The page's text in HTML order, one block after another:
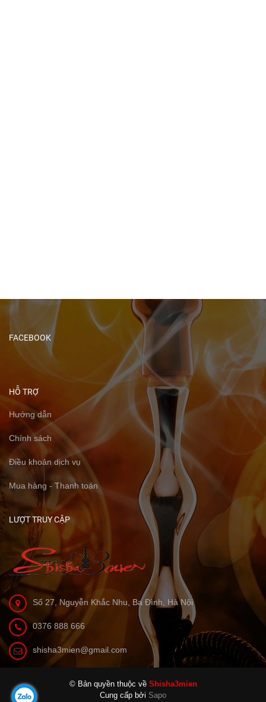
FACEBOOK
HỖ TRỢ
Hướng dẫn
Chính sách
Điều khoản dịch vụ
Mua hàng - Thanh toán
LƯỢT TRUY CẬP
Số 27, Nguyễn Khắc Nhu, Ba Đình, Hà Nội
0376 888 666
shisha3mien@gmail.com
© Bản quyền thuộc về Shisha3mien
|
Cung cấp bởi Sapo